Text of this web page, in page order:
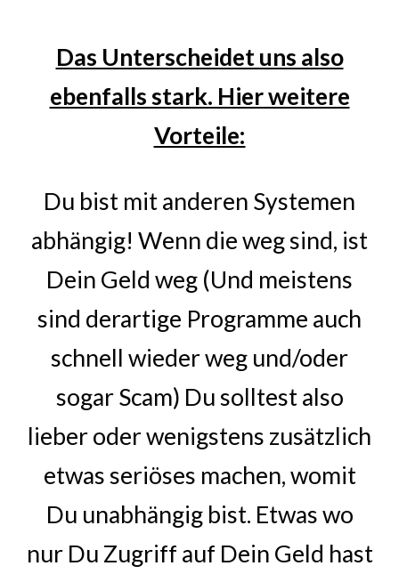
Das Unterscheidet uns also
ebenfalls stark. Hier weitere
Vorteile:
Du bist mit anderen Systemen
abhängig! Wenn die weg sind, ist
Dein Geld weg (Und meistens
sind derartige Programme auch
schnell wieder weg und/oder
sogar Scam) Du solltest also
lieber oder wenigstens zusätzlich
etwas seriöses machen, womit
Du unabhängig bist. Etwas wo
nur Du Zugriff auf Dein Geld hast